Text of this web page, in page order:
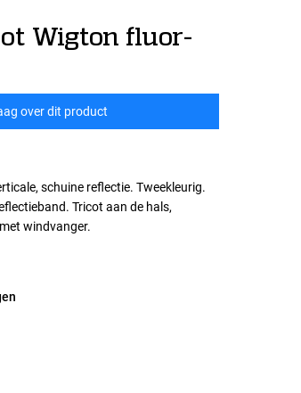
Wigton fluor-
over dit product
schuine reflectie. Tweekleurig.
Tricot aan de hals,
windvanger.